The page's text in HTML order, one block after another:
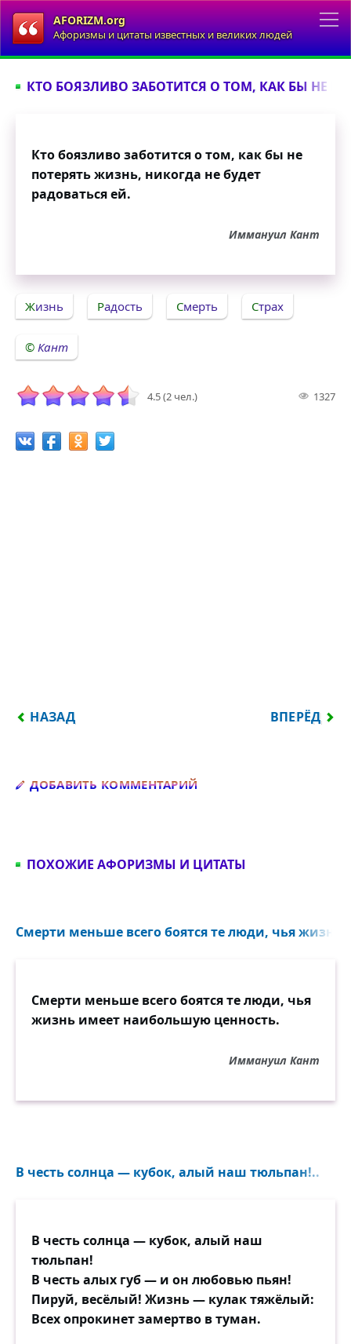
AFORIZM.org
Афоризмы и цитаты известных и великих людей
КТО БОЯЗЛИВО ЗАБОТИТСЯ О ТОМ, КАК БЫ НЕ
Кто боязливо заботится о том, как бы не
потерять жизнь, никогда не будет
радоваться ей.
Иммануил Кант
Жизнь Радость Смерть Страх
Кант
4.5 (2 чел.) 1327
ПРЕДЫДУЩИЙ: ОСТАНЬСЯ ПРОСТ, БЕСЕДУЯ С
НАЗАД ВПЕРЁД
ДОБАВИТЬ КОММЕНТАРИЙ
ПОХОЖИЕ АФОРИЗМЫ И ЦИТАТЫ
Смерти меньше всего боятся те люди, чья
Смерти меньше всего боятся те люди, чья
жизнь имеет наибольшую ценность.
Иммануил Кант
В честь солнца — кубок, алый наш тюльпан!..
В честь солнца — кубок, алый наш
тюльпан!
В честь алых губ — и он любовью пьян!
Пируй, весёлый! Жизнь — кулак тяжёлый:
Всех опрокинет замертво в туман.